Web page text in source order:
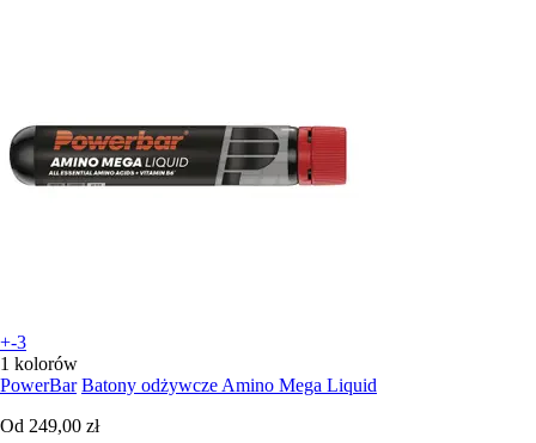
+-3
1 kolorów
PowerBar Batony odżywcze Amino Mega Liquid
Od 249,00 zł